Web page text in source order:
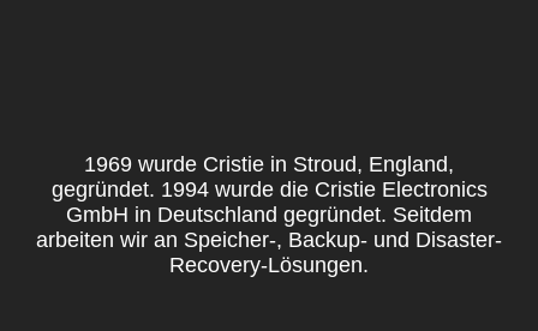
1969 wurde Cristie in Stroud, England,
gegründet. 1994 wurde die Cristie Electronics
GmbH in Deutschland gegründet. Seitdem
arbeiten wir an Speicher-, Backup- und Disaster-
Recovery-Lösungen.